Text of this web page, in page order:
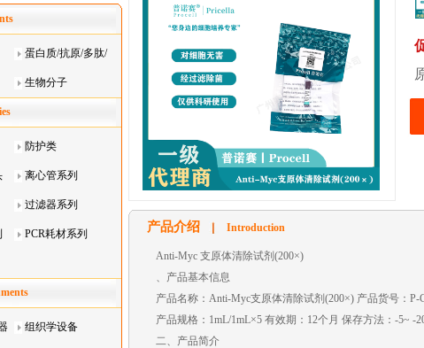
蛋白质/抗原/多肽/
酶
生物分子
防护类
离心管系列
过滤器系列
PCR耗材系列
组织学设备
产品介绍 Introduction
Anti-Myc 支原体清除试剂(200×)
、产品基本信息
产品名称：Anti-Myc支原体清除试剂(200×) 产品货号：P-
产品规格：1mL/1mL×5 有效期：12个月 保存方法：-5~ -
二、产品简介